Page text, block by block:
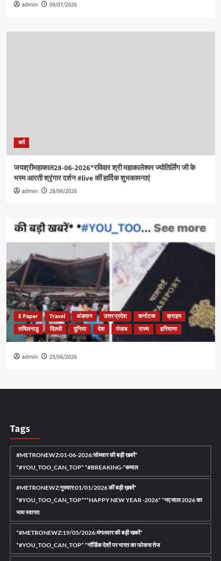
admin 09/07/2026
धर्म
जयश्रीमहाकाल28-06-2026*रविवार श्री महाकालेश्वर ज्योतिर्लिंग जी के
भस्म आरती श्रृंगार दर्शन #live कीं हार्दिक शुभकामनाएं
admin 28/06/2026
E Paper Travel अंडमान उत्तर प्रदेश कर्नाटक
क्राइम
तमिलनाडु
दिल्ली दुनिया देश पंजाब राज्य हरियाणा
admin 25/06/2026
Tags
#METRONEWZ:01-06-2026:सोमवार की बड़ी खबरें*
*#YOU_TOO_CAN_TOP* *#BREAKING-*कमाल
#METRONEWZ:गुरुवार:01/01/2026 कीं बड़ी ख़बरें*
*#YOU_TOO_CAN_TOP***HAPPY NEW YEAR -2026* *नए साल 2026 का
भव्य स्वागत
*#METRONEWZ:19/05/2026:मंगलवार की बड़ी खबरें*
*#YOU_TOO_CAN_TOP* *नॉर्डिक देशों पर भारत का फोकस तेज